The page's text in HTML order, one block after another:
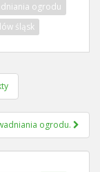
ogrodu
śląsk
ogrodu.